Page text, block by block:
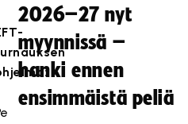
2026–27 nyt
myynnissä –
hanki ennen
ensimmäistä peliä